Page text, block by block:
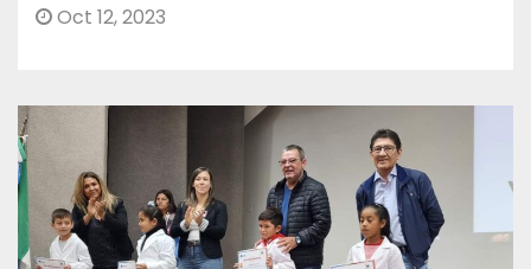
Oct 12, 2023